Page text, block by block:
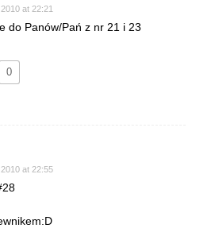
at 22:21
do Panów/Pań z nr 21 i 23
0
at 22:55